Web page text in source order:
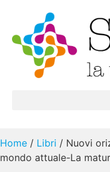
Home / Libri / Nuovi
mondo attuale-La